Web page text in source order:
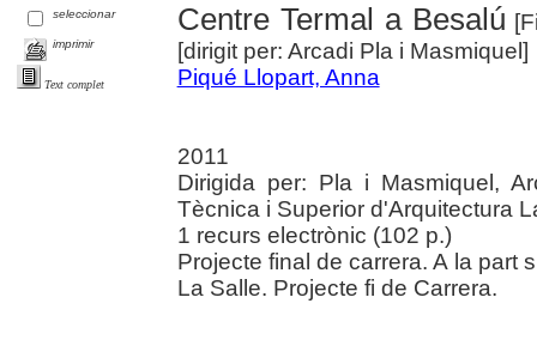
seleccionar
imprimir
Text complet
Centre Termal a Besalú
[dirigit per: Arcadi Pla i Masmiquel]
Piqué Llopart, Anna
2011
Dirigida per: Pla i Masmiquel,
Tècnica i Superior d'Arquitectura
1 recurs electrònic (102 p.)
Projecte final de carrera. A la part
La Salle. Projecte fi de Carrera.